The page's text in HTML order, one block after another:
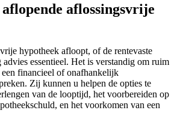
aflossingsvrije
hypotheek afloopt, of de rentevaste
essentieel. Het is verstandig om ruim
financieel of onafhankelijk
Zij kunnen u helpen de opties te
van de looptijd, het voorbereiden op
en het voorkomen van een